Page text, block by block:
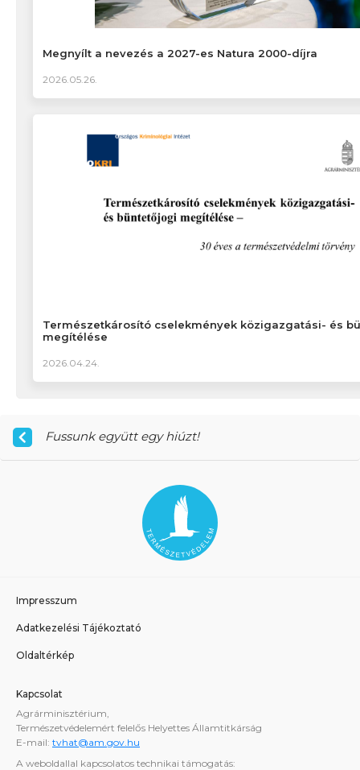
Megnyílt a nevezés a 2027-es Natura 2000-díjra
2026.05.26.
Természetkárosító cselekmények közigazgatási- és
megítélése
2026.04.24.
Fussunk együtt egy hiúzt!
Impresszum
Adatkezelési Tájékoztató
Oldaltérkép
Kapcsolat
Agrárminisztérium,
Természetvédelemért felelős Helyettes Államtitkárság
E-mail: tvhat@am.gov.hu
A weboldallal kapcsolatos technikai támogatás: